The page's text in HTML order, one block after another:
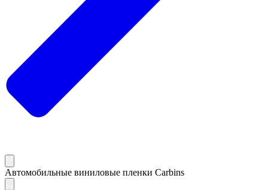
Автомобильные виниловые пленки Carbins